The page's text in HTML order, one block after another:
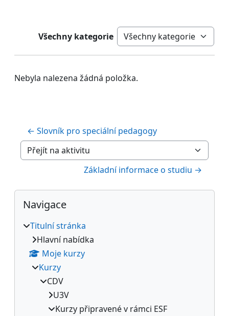
Všechny kategorie Kategorie
Nebyla nalezena žádná položka.
← Slovník pro speciální pedagogy
Přejít na aktivitu
Základní informace o studiu →
Bloky
Přeskočit: Navigace
Navigace
Titulní stránka
Hlavní nabídka
Moje kurzy
Kurzy
CDV
U3V
Kurzy připravené v rámci ESF